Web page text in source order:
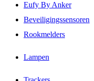
Eufy By Anker
Beveiligingssensoren
Rookmelders
Lampen